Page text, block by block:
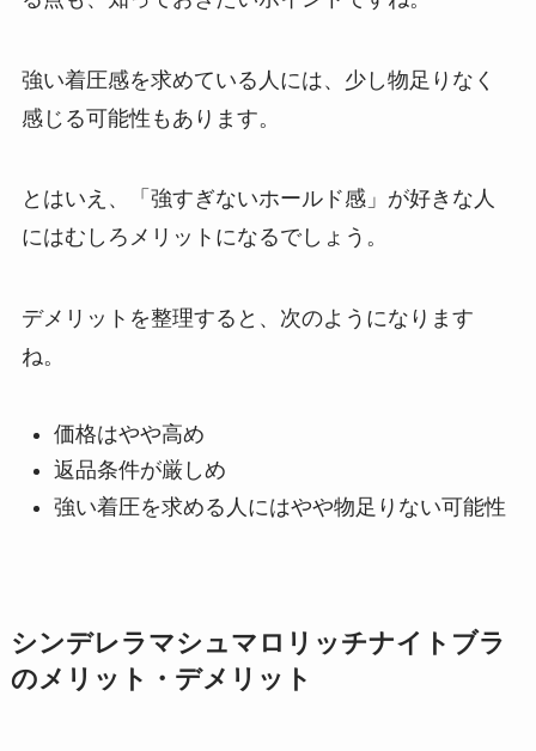
強い着圧感を求めている人には、少し物足りなく
感じる可能性もあります。
とはいえ、「強すぎないホールド感」が好きな人
にはむしろメリットになるでしょう。
デメリットを整理すると、次のようになります
ね。
価格はやや高め
返品条件が厳しめ
強い着圧を求める人にはやや物足りない可能性
シンデレラマシュマロリッチナイトブラ
のメリット・デメリット